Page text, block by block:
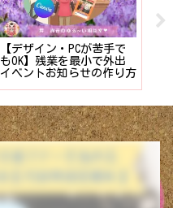
【デザイン・PCが苦手で
もOK】残業を最小で外出
イベントお知らせの作り方